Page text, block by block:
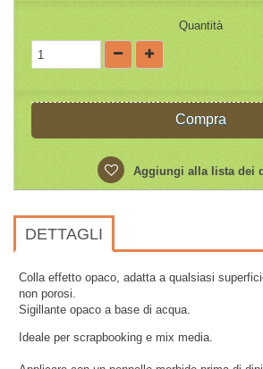
Quantità
Compra
Aggiungi alla lista dei
DETTAGLI
Colla effetto opaco, adatta a qualsiasi
non porosi.
Sigillante opaco a base di acqua.
Ideale per scrapbooking e mix media.